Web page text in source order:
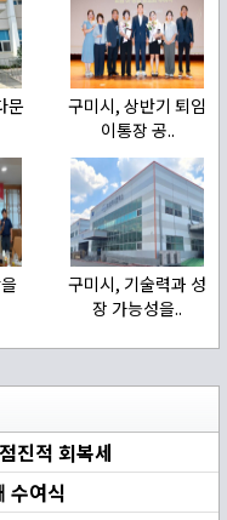
문
구미시, 상반기 퇴임
이통장 공..
구미시, 기술력과 성
장 가능성을..
진적 회복세
수여식